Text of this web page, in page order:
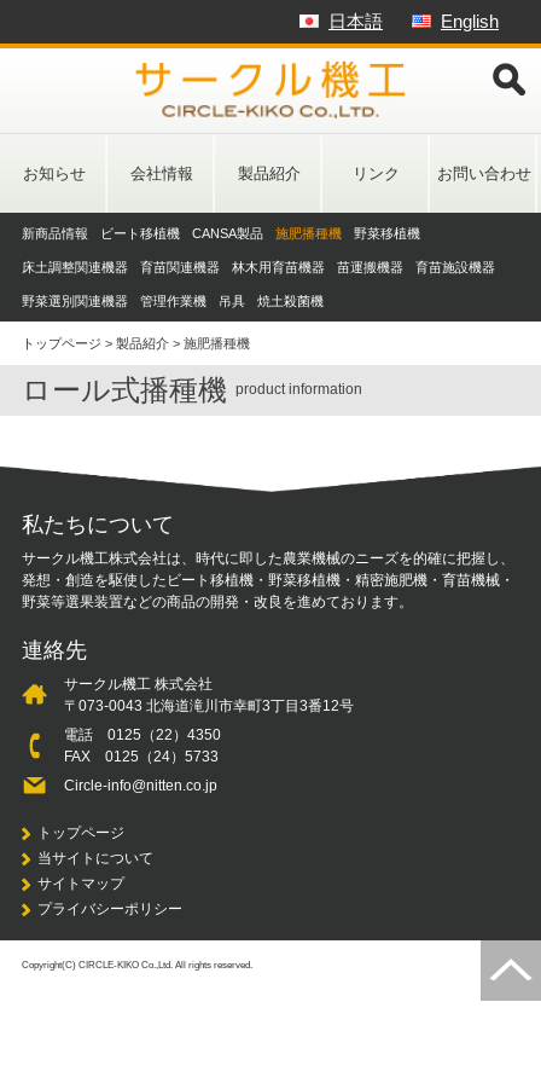
Skip
to
content
English
日本語
お知らせ 会社情報 製品紹介 リンク お問い合わせ
新商品情報 ビート移植機 CANSA製品 施肥播種機 野菜移植機
床土調整関連機器 育苗関連機器 林木用育苗機器 苗運搬機器 育苗施設機器
野菜選別関連機器 管理作業機 吊具 焼土殺菌機
トップページ > 製品紹介> 施肥播種機
ロール式播種機 product information
私たちについて
サークル機工株式会社は、時代に即した農業機械のニーズを的確に把握し、
発想・創造を駆使したビート移植機・野菜移植機・精密施肥機・育苗機械・
野菜等選果装置などの商品の開発・改良を進めております。
連絡先
サークル機工 株式会社
〒073-0043 北海道滝川市幸町3丁目3番12号
電話 0125（22）4350
FAX 0125（24）5733
Circle-info@nitten.co.jp
トップページ
当サイトについて
サイトマップ
プライバシーポリシー
Copyright(C) CIRCLE-KIKO Co.,Ltd. All rights reserved.